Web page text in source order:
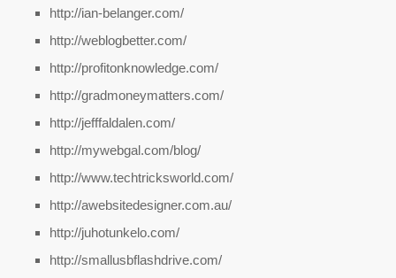
http://ian-belanger.com/
http://weblogbetter.com/
http://profitonknowledge.com/
http://gradmoneymatters.com/
http://jefffaldalen.com/
http://mywebgal.com/blog/
http://www.techtricksworld.com/
http://awebsitedesigner.com.au/
http://juhotunkelo.com/
http://smallusbflashdrive.com/